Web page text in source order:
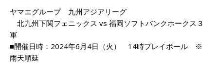
ヤマエグループ 九州アジアリーグ
北九州下関フェニックス vs 福岡ソフトバンクホークス３
軍
■開催日時：2024年6月4日（火） 14時プレイボール ※
雨天順延